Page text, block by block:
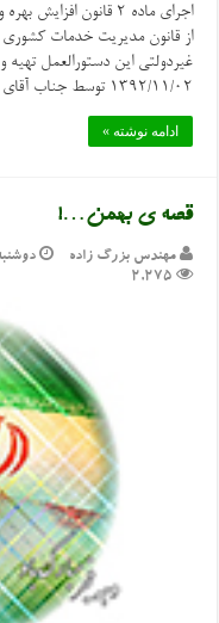
اجرای ماده ۲ قانون
از قانون مدیریت خدمات
1392/11/02 توسط جناب آقای حجتی، وزیر محترم جهادکشاورزی ابلاغ گردید...
ادامه نوشته »
قصه ی بهمن…!
مهندس بزرگ زاده دوشنبه ۱۴ بهمن
2,275